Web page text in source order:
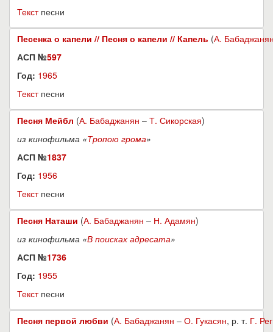
Текстпесни
Песенка о капели // Песня о капели // Капель (А.
АСП №597
Год: 1965
Текстпесни
Песня Мейбл (А. Бабаджанян – Т. Сикорская)
из кинофильма «Тропою грома»
АСП №1837
Год: 1956
Текстпесни
Песня Наташи (А. Бабаджанян – Н. Адамян)
из кинофильма «В поисках адресата»
АСП №1736
Год: 1955
Текстпесни
Песня первой любви (А. Бабаджанян – О. Гукасян, р. т. Г.